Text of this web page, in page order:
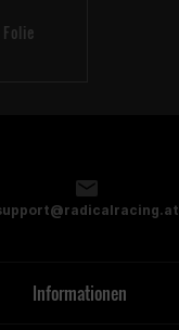
Informationen